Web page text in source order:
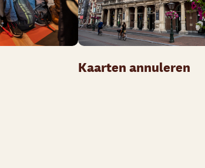
Kaarten annuleren